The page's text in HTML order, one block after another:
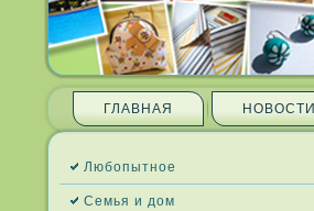
ГЛАВНАЯ НОВОСТИ
Любопытное
Семья и дом